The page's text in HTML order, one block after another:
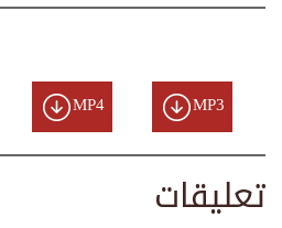
MP3
MP4
تعليقات